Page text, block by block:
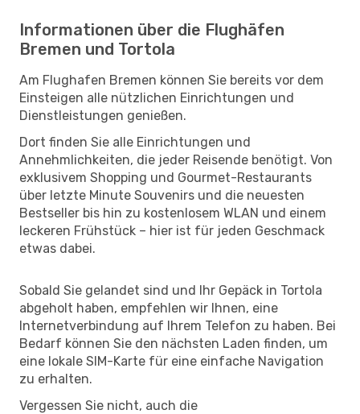
Informationen über die Flughäfen
Bremen und Tortola
Am Flughafen Bremen können Sie bereits vor dem
Einsteigen alle nützlichen Einrichtungen und
Dienstleistungen genießen.
Dort finden Sie alle Einrichtungen und
Annehmlichkeiten, die jeder Reisende benötigt. Von
exklusivem Shopping und Gourmet-Restaurants
über letzte Minute Souvenirs und die neuesten
Bestseller bis hin zu kostenlosem WLAN und einem
leckeren Frühstück – hier ist für jeden Geschmack
etwas dabei.
Sobald Sie gelandet sind und Ihr Gepäck in Tortola
abgeholt haben, empfehlen wir Ihnen, eine
Internetverbindung auf Ihrem Telefon zu haben. Bei
Bedarf können Sie den nächsten Laden finden, um
eine lokale SIM-Karte für eine einfache Navigation
zu erhalten.
Vergessen Sie nicht, auch die